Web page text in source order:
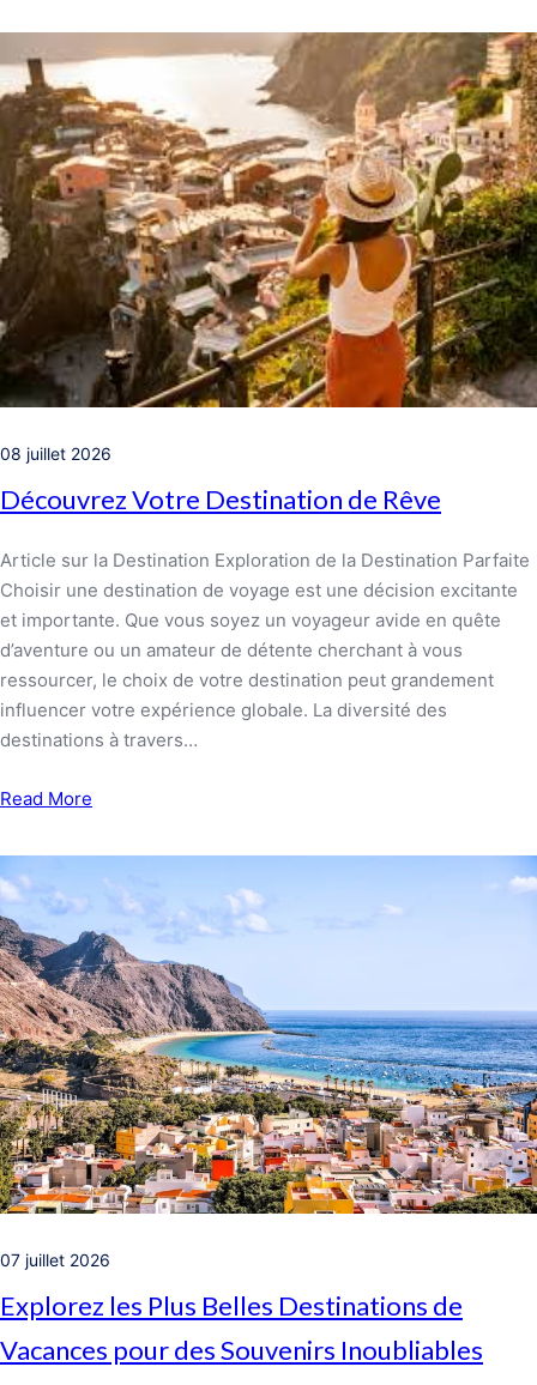
08 juillet 2026
Découvrez Votre Destination de Rêve
Article sur la Destination Exploration de la Destination Parfaite
Choisir une destination de voyage est une décision excitante
et importante. Que vous soyez un voyageur avide en quête
d’aventure ou un amateur de détente cherchant à vous
ressourcer, le choix de votre destination peut grandement
influencer votre expérience globale. La diversité des
destinations à travers…
Read More
07 juillet 2026
Explorez les Plus Belles Destinations de
Vacances pour des Souvenirs Inoubliables